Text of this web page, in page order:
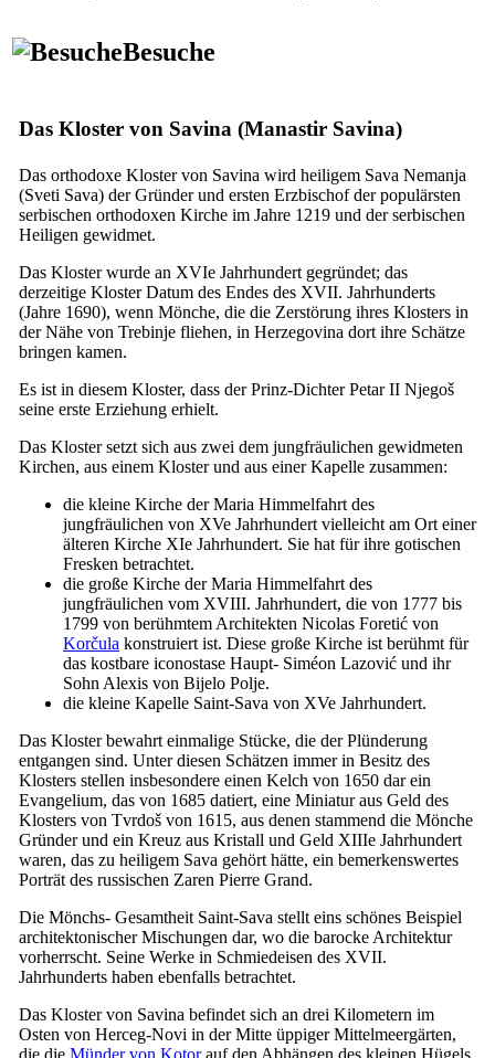
Besuche
Das Kloster von Savina (Manastir Savina)
Das orthodoxe Kloster von Savina wird heiligem Sava Nemanja
(Sveti Sava) der Gründer und ersten Erzbischof der populärsten
serbischen orthodoxen Kirche im Jahre 1219 und der serbischen
Heiligen gewidmet.
Das Kloster wurde an XVIe Jahrhundert gegründet; das
derzeitige Kloster Datum des Endes des XVII. Jahrhunderts
(Jahre 1690), wenn Mönche, die die Zerstörung ihres Klosters in
der Nähe von Trebinje fliehen, in Herzegovina dort ihre Schätze
bringen kamen.
Es ist in diesem Kloster, dass der Prinz-Dichter Petar II Njegoš
seine erste Erziehung erhielt.
Das Kloster setzt sich aus zwei dem jungfräulichen gewidmeten
Kirchen, aus einem Kloster und aus einer Kapelle zusammen:
die kleine Kirche der Maria Himmelfahrt des
jungfräulichen von XVe Jahrhundert vielleicht am Ort einer
älteren Kirche XIe Jahrhundert. Sie hat für ihre gotischen
Fresken betrachtet.
die große Kirche der Maria Himmelfahrt des
jungfräulichen vom XVIII. Jahrhundert, die von 1777 bis
1799 von berühmtem Architekten Nicolas Foretić von
Korčula konstruiert ist. Diese große Kirche ist berühmt für
das kostbare iconostase Haupt- Siméon Lazović und ihr
Sohn Alexis von Bijelo Polje.
die kleine Kapelle Saint-Sava von XVe Jahrhundert.
Das Kloster bewahrt einmalige Stücke, die der Plünderung
entgangen sind. Unter diesen Schätzen immer in Besitz des
Klosters stellen insbesondere einen Kelch von 1650 dar ein
Evangelium, das von 1685 datiert, eine Miniatur aus Geld des
Klosters von Tvrdoš von 1615, aus denen stammend die Mönche
Gründer und ein Kreuz aus Kristall und Geld XIIIe Jahrhundert
waren, das zu heiligem Sava gehört hätte, ein bemerkenswertes
Porträt des russischen Zaren Pierre Grand.
Die Mönchs- Gesamtheit Saint-Sava stellt eins schönes Beispiel
architektonischer Mischungen dar, wo die barocke Architektur
vorherrscht. Seine Werke in Schmiedeisen des XVII.
Jahrhunderts haben ebenfalls betrachtet.
Das Kloster von Savina befindet sich an drei Kilometern im
Osten von Herceg-Novi in der Mitte üppiger Mittelmeergärten,
die die Münder von Kotorauf den Abhängen des kleinen Hügels